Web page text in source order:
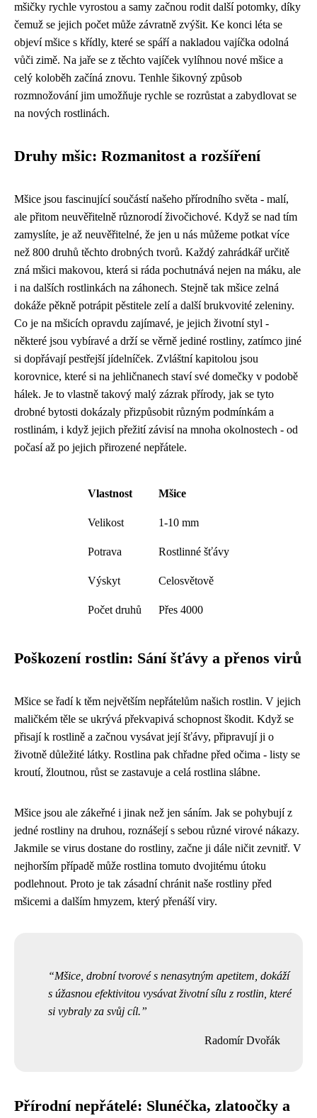
mšičky rychle vyrostou a samy začnou rodit další potomky, díky
čemuž se jejich počet může závratně zvýšit. Ke konci léta se
objeví mšice s křídly, které se spáří a nakladou vajíčka odolná
vůči zimě. Na jaře se z těchto vajíček vylíhnou nové mšice a
celý koloběh začíná znovu. Tenhle šikovný způsob
rozmnožování jim umožňuje rychle se rozrůstat a zabydlovat se
na nových rostlinách.
Druhy mšic: Rozmanitost a rozšíření
Mšice jsou fascinující součástí našeho přírodního světa - malí,
ale přitom neuvěřitelně různorodí živočichové. Když se nad tím
zamyslíte, je až neuvěřitelné, že jen u nás můžeme potkat více
než 800 druhů těchto drobných tvorů. Každý zahrádkář určitě
zná mšici makovou, která si ráda pochutnává nejen na máku, ale
i na dalších rostlinkách na záhonech. Stejně tak mšice zelná
dokáže pěkně potrápit pěstitele zelí a další brukvovité zeleniny.
Co je na mšicích opravdu zajímavé, je jejich životní styl -
některé jsou vybíravé a drží se věrně jediné rostliny, zatímco jiné
si dopřávají pestřejší jídelníček. Zvláštní kapitolou jsou
korovnice, které si na jehličnanech staví své domečky v podobě
hálek. Je to vlastně takový malý zázrak přírody, jak se tyto
drobné bytosti dokázaly přizpůsobit různým podmínkám a
rostlinám, i když jejich přežití závisí na mnoha okolnostech - od
počasí až po jejich přirozené nepřátele.
Vlastnost Mšice
Velikost 1-10 mm
Potrava Rostlinné šťávy
Výskyt Celosvětově
Počet druhů Přes 4000
Poškození rostlin: Sání šťávy a přenos virů
Mšice se řadí k těm největším nepřátelům našich rostlin. V jejich
maličkém těle se ukrývá překvapivá schopnost škodit. Když se
přisají k rostlině a začnou vysávat její šťávy, připravují ji o
životně důležité látky. Rostlina pak chřadne před očima - listy se
kroutí, žloutnou, růst se zastavuje a celá rostlina slábne.
Mšice jsou ale zákeřné i jinak než jen sáním. Jak se pohybují z
jedné rostliny na druhou, roznášejí s sebou různé virové nákazy.
Jakmile se virus dostane do rostliny, začne ji dále ničit zevnitř. V
nejhorším případě může rostlina tomuto dvojitému útoku
podlehnout. Proto je tak zásadní chránit naše rostliny před
mšicemi a dalším hmyzem, který přenáší viry.
Mšice, drobní tvorové s nenasytným apetitem, dokáží
s úžasnou efektivitou vysávat životní sílu z rostlin, které
si vybraly za svůj cíl.
Radomír Dvořák
Přírodní nepřátelé: Slunéčka, zlatoočky a